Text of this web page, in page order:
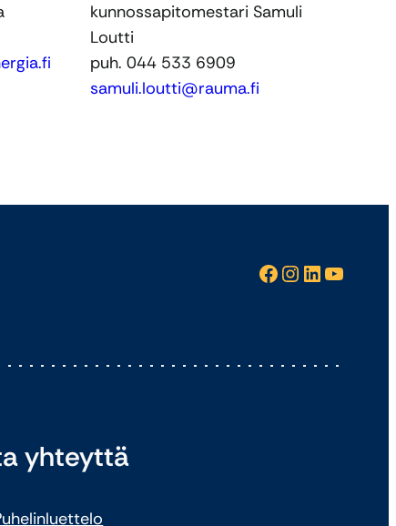
kunnossapitomestari Samuli
Loutti
puh. 044 533 6909
samuli.loutti@rauma.fi
Facebook InstagramLinkedIn YouTube
yhteyttä